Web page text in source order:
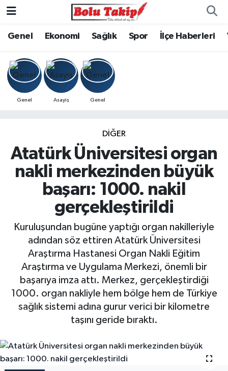
Genel Ekonomi Sağlık Spor İlçe Haberleri
Genel Asayiş Genel
DIĞER
Atatürk Üniversitesi organ
nakli merkezinden büyük
başarı: 1000. nakil
gerçekleştirildi
Kuruluşundan bugüne yaptığı organ nakilleriyle
adından söz ettiren Atatürk Üniversitesi
Araştırma Hastanesi Organ Nakli Eğitim
Araştırma ve Uygulama Merkezi, önemli bir
başarıya imza attı. Merkez, gerçekleştirdiği
1000. organ nakliyle hem bölge hem de Türkiye
sağlık sistemi adına gurur verici bir kilometre
taşını geride bıraktı.